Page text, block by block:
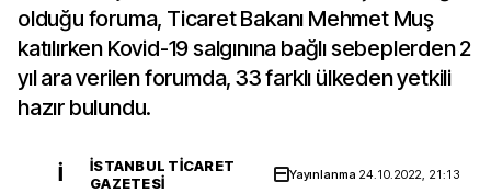
olduğu foruma, Ticaret Bakanı Mehmet Muş
katılırken Kovid-19 salgınına bağlı sebeplerden 2
yıl ara verilen forumda, 33 farklı ülkeden yetkili
hazır bulundu.
İ
İSTANBUL TICARET
GAZETESI
Yayınlanma 24.10.2022, 21:13